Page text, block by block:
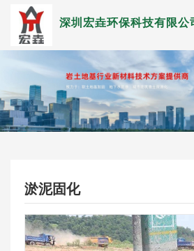
深圳宏垚环保科技有限公
淤泥固化